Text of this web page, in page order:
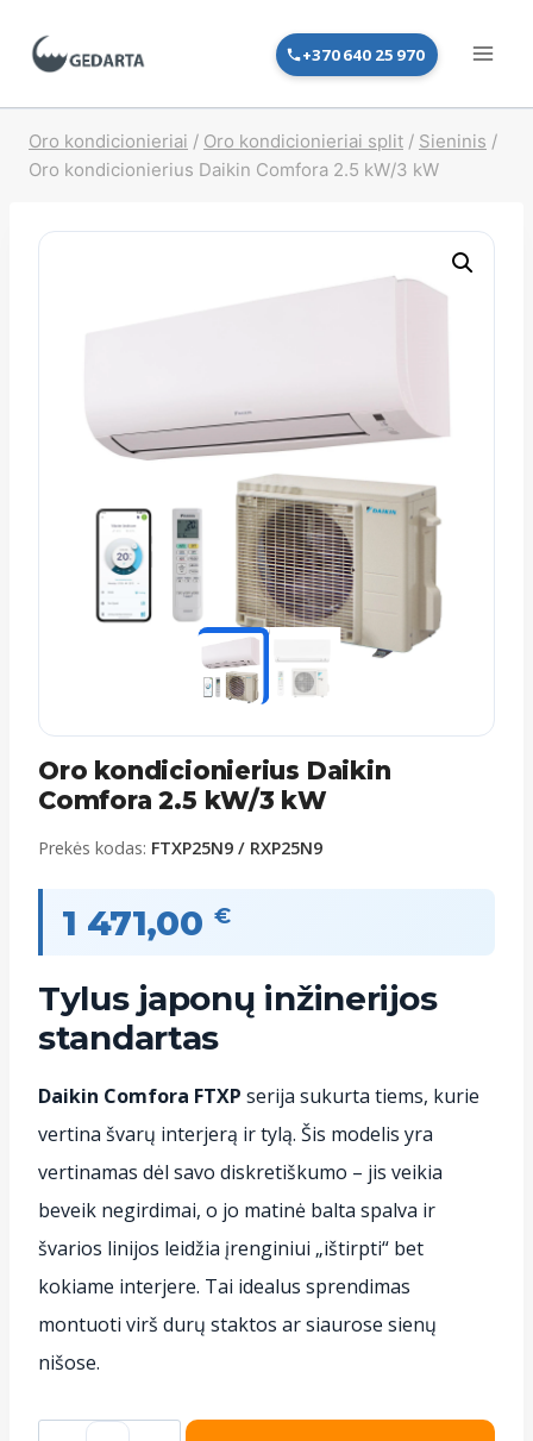
+370 640 25 970
Oro kondicionieriai / Oro kondicionieriai split / Sieninis /
Oro kondicionierius Daikin Comfora 2.5 kW/3 kW
Oro kondicionierius Daikin
Comfora 2.5 kW/3 kW
Prekės kodas: FTXP25N9 / RXP25N9
1 471,00 €
Tylus japonų inžinerijos
standartas
Daikin Comfora FTXP serija sukurta tiems, kurie
vertina švarų interjerą ir tylą. Šis modelis yra
vertinamas dėl savo diskretiškumo – jis veikia
beveik negirdimai, o jo matinė balta spalva ir
švarios linijos leidžia įrenginiui „ištirpti“ bet
kokiame interjere. Tai idealus sprendimas
montuoti virš durų staktos ar siaurose sienų
nišose.